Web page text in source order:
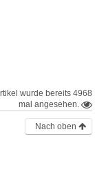
wurde bereits 4968
mal angesehen.
Nach oben